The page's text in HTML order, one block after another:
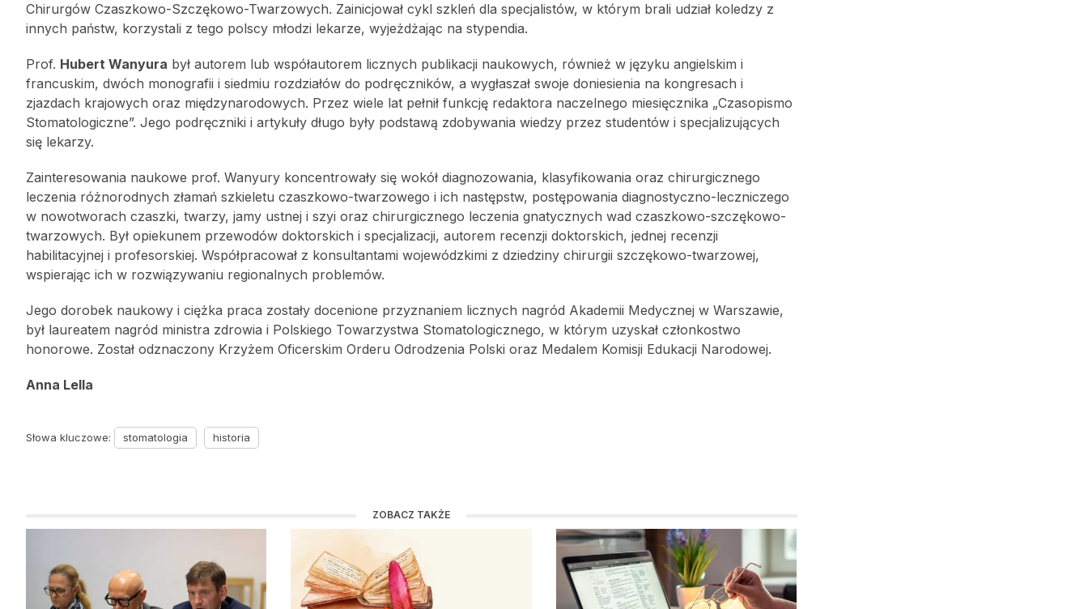
Chirurgów Czaszkowo-Szczękowo-Twarzowych. Zainicjował cykl szkleń dla specjalistów, w którym brali udział koledzy z
innych państw, korzystali z tego polscy młodzi lekarze, wyjeżdżając na stypendia.
Prof. Hubert Wanyura był autorem lub współautorem licznych publikacji naukowych, również w języku angielskim i
francuskim, dwóch monografii i siedmiu rozdziałów do podręczników, a wygłaszał swoje doniesienia na kongresach i
zjazdach krajowych oraz międzynarodowych. Przez wiele lat pełnił funkcję redaktora naczelnego miesięcznika „Czasopismo
Stomatologiczne”. Jego podręczniki i artykuły długo były podstawą zdobywania wiedzy przez studentów i specjalizujących
się lekarzy.
Zainteresowania naukowe prof. Wanyury koncentrowały się wokół diagnozowania, klasyfikowania oraz chirurgicznego
leczenia różnorodnych złamań szkieletu czaszkowo-twarzowego i ich następstw, postępowania diagnostyczno-leczniczego
w nowotworach czaszki, twarzy, jamy ustnej i szyi oraz chirurgicznego leczenia gnatycznych wad czaszkowo-szczękowo-
twarzowych. Był opiekunem przewodów doktorskich i specjalizacji, autorem recenzji doktorskich, jednej recenzji
habilitacyjnej i profesorskiej. Współpracował z konsultantami wojewódzkimi z dziedziny chirurgii szczękowo-twarzowej,
wspierając ich w rozwiązywaniu regionalnych problemów.
Jego dorobek naukowy i ciężka praca zostały docenione przyznaniem licznych nagród Akademii Medycznej w Warszawie,
był laureatem nagród ministra zdrowia i Polskiego Towarzystwa Stomatologicznego, w którym uzyskał członkostwo
honorowe. Został odznaczony Krzyżem Oficerskim Orderu Odrodzenia Polski oraz Medalem Komisji Edukacji Narodowej.
Anna Lella
Słowa kluczowe: stomatologia historia
ZOBACZ TAKŻE